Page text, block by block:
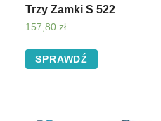
Trzy Zamki S 522
157,80 zł
SPRAWDŹ